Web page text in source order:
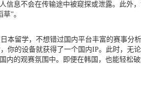
息不会在传输途中被窥探或泄露。此外
”。
本留学，不想错过国内平台丰富的赛事分
的设备就获得了一个国内IP。此时，无
的观赛氛围中。即便在韩国，也能轻松